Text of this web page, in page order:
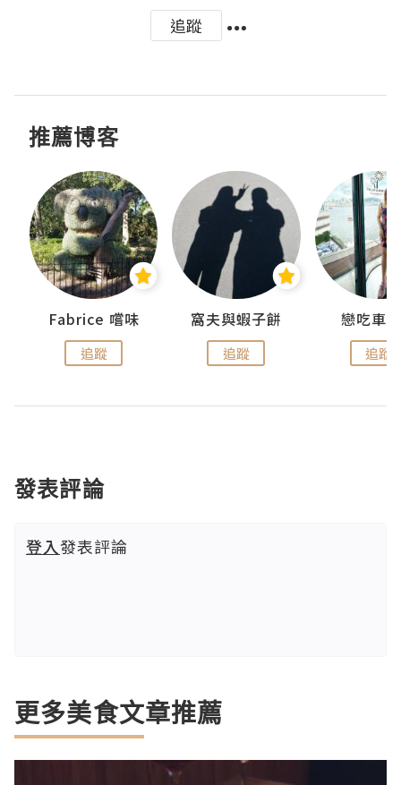
追蹤
推薦博客
Fabrice 嚐味
追蹤
窩夫與蝦子餅
追蹤
戀吃車
追蹤
發表評論
登入發表評論
更多美食文章推薦